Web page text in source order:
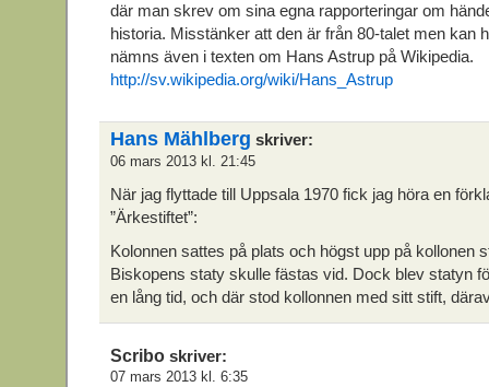
där man skrev om sina egna rapporteringar om
historia. Misstänker att den är från 80-talet men kan
nämns även i texten om Hans Astrup på Wikipedia.
http://sv.wikipedia.org/wiki/Hans_Astrup
Hans Mählberg skriver:
06 mars 2013 kl. 21:45
När jag flyttade till Uppsala 1970 fick jag höra en
”Ärkestiftet”:
Kolonnen sattes på plats och högst upp på kollonen
Biskopens staty skulle fästas vid. Dock blev statyn
en lång tid, och där stod kollonnen med sitt stift,
Scribo skriver:
07 mars 2013 kl. 6:35